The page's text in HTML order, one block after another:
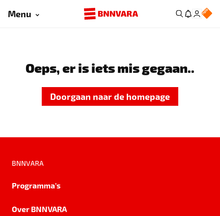
Menu
Oeps, er is iets mis gegaan..
Doorgaan naar de homepage
BNNVARA
Programma's
Over BNNVARA